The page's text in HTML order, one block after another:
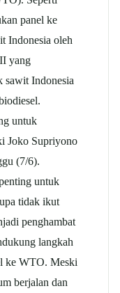
panel ke
Indonesia oleh
yang
sawit Indonesia
untuk
Joko Supriyono
(7/6).
untuk
tidak ikut
penghambat
langkah
ke WTO. Meski
berjalan dan